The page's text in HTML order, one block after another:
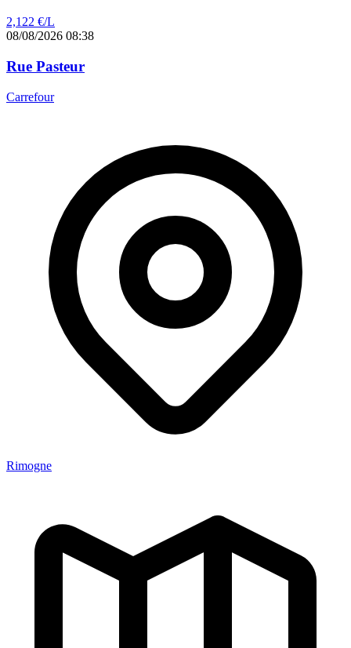
2,122 €/L
08/08/2026 08:38
Rue Pasteur
Carrefour
Rimogne